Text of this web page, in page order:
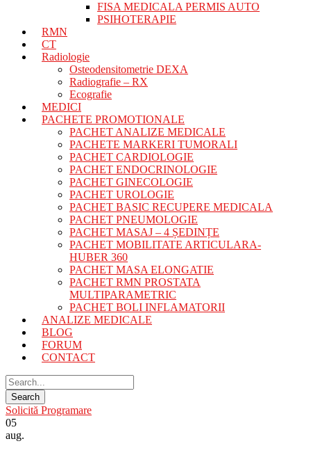
FISA MEDICALA PERMIS AUTO
PSIHOTERAPIE
RMN
CT
Radiologie
Osteodensitometrie DEXA
Radiografie – RX
Ecografie
MEDICI
PACHETE PROMOTIONALE
PACHET ANALIZE MEDICALE
PACHETE MARKERI TUMORALI
PACHET CARDIOLOGIE
PACHET ENDOCRINOLOGIE
PACHET GINECOLOGIE
PACHET UROLOGIE
PACHET BASIC RECUPERE MEDICALA
PACHET PNEUMOLOGIE
PACHET MASAJ – 4 ȘEDINȚE
PACHET MOBILITATE ARTICULARA-
HUBER 360
PACHET MASA ELONGATIE
PACHET RMN PROSTATA
MULTIPARAMETRIC
PACHET BOLI INFLAMATORII
ANALIZE MEDICALE
BLOG
FORUM
CONTACT
Solicită Programare
05
aug.